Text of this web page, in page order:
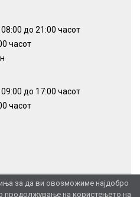
за да ви овозможиме најдобро
продолжување на користењето на
до 21:00 часот
часот
до 17:00 часот
часот